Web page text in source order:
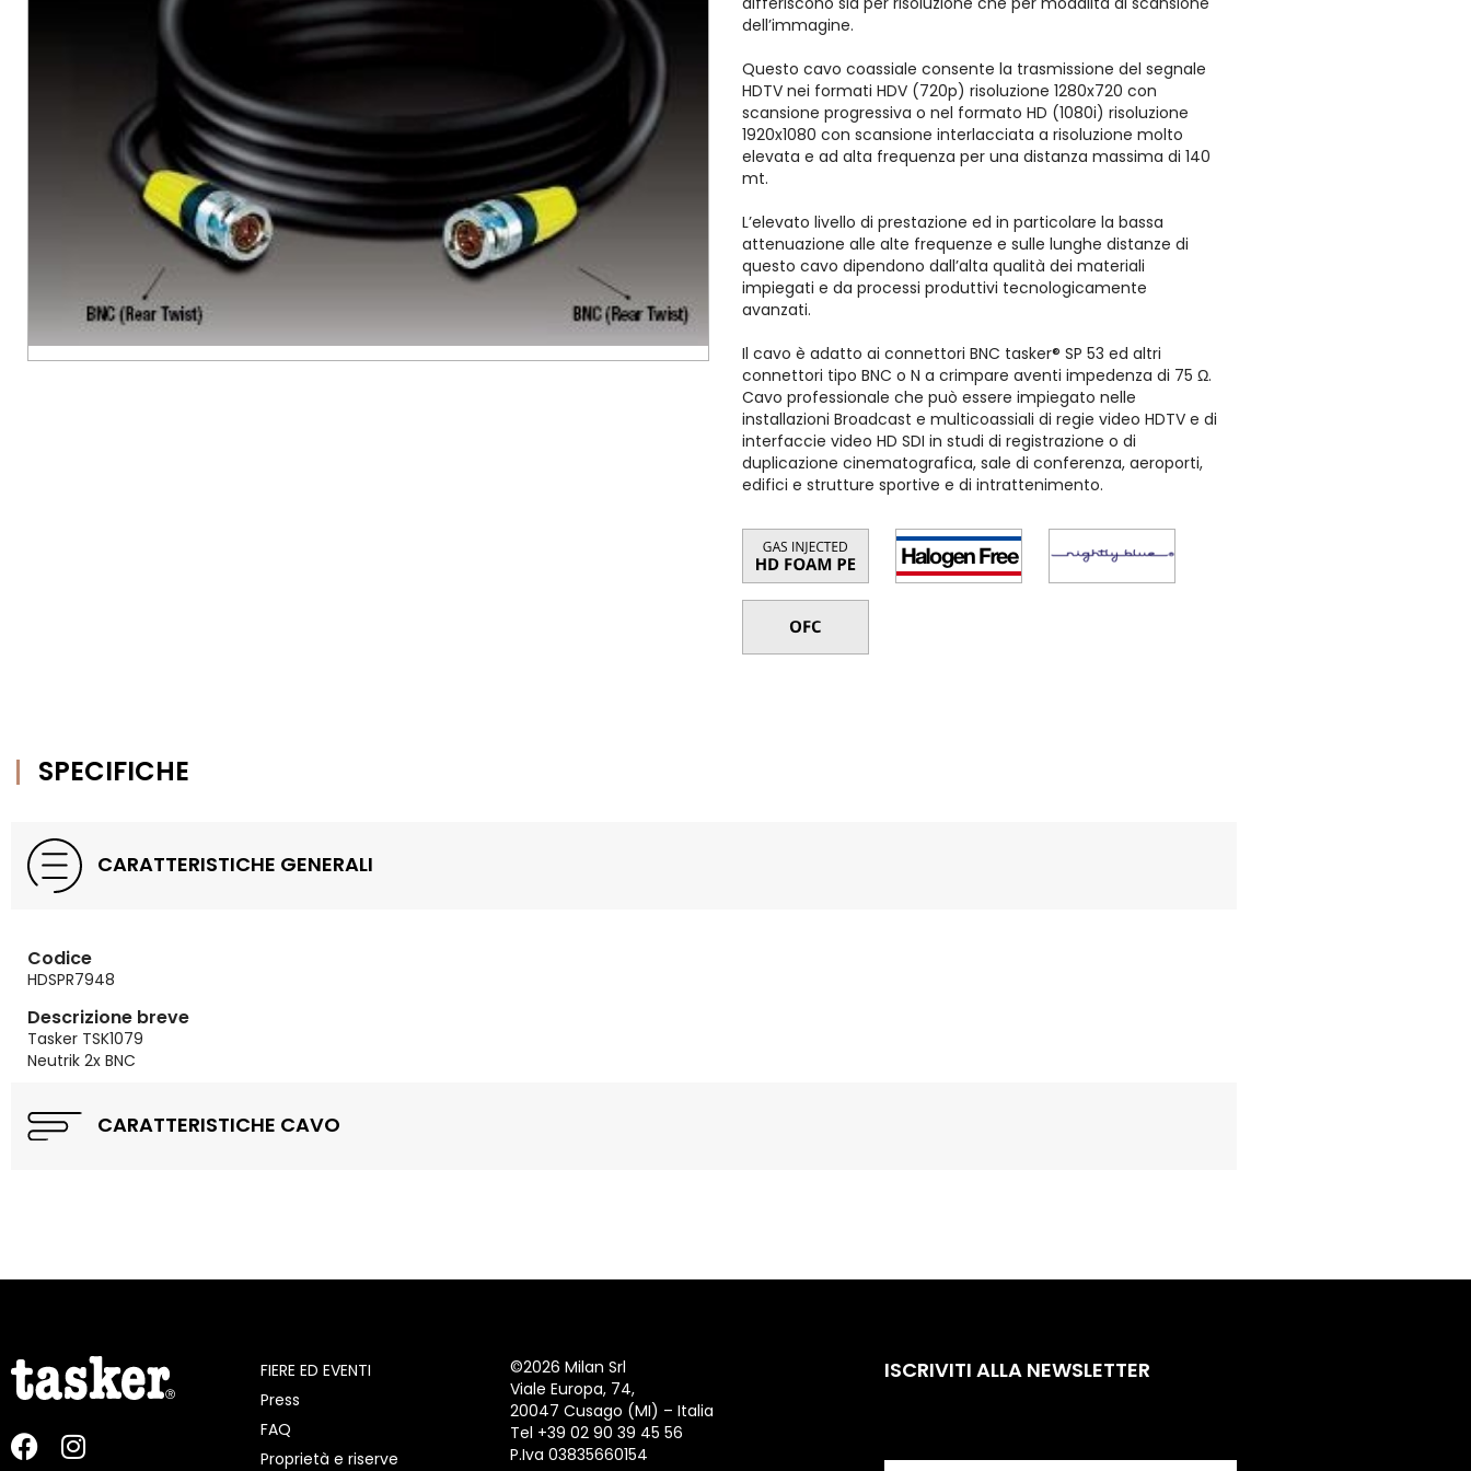
dell’immagine.
Questo cavo coassiale consente la trasmissione del segnale
HDTV nei formati HDV (720p) risoluzione 1280x720 con
scansione progressiva o nel formato HD (1080i) risoluzione
1920x1080 con scansione interlacciata a risoluzione molto
elevata e ad alta frequenza per una distanza massima di 140
mt.
L’elevato livello di prestazione ed in particolare la bassa
attenuazione alle alte frequenze e sulle lunghe distanze di
questo cavo dipendono dall’alta qualità dei materiali
impiegati e da processi produttivi tecnologicamente
avanzati.
Il cavo è adatto ai connettori BNC tasker® SP 53 ed altri
connettori tipo BNC o N a crimpare aventi impedenza di 75 Ω.
Cavo professionale che può essere impiegato nelle
installazioni Broadcast e multicoassiali di regie video HDTV e di
interfaccie video HD SDI in studi di registrazione o di
duplicazione cinematografica, sale di conferenza, aeroporti,
edifici e strutture sportive e di intrattenimento.
SPECIFICHE
CARATTERISTICHE GENERALI
Codice
HDSPR7948
Descrizione breve
Tasker TSK1079
Neutrik 2x BNC
CARATTERISTICHE CAVO
FIERE ED EVENTI
Press
FAQ
Proprietà e riserve
©2026 Milan Srl
Viale Europa, 74,
20047 Cusago (MI) – Italia
Tel +39 02 90 39 45 56
P.Iva 03835660154
ISCRIVITI ALLA NEWSLETTER